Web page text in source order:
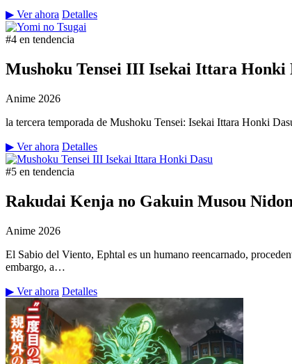
▶ Ver ahora Detalles
#4 en tendencia
Mushoku Tensei III Isekai Ittara Honki
Anime 2026
la tercera temporada de Mushoku Tensei: Isekai Ittara Honki
▶ Ver ahora Detalles
#5 en tendencia
Rakudai Kenja no Gakuin Musou
Anime 2026
El Sabio del Viento, Ephtal es un humano reencarnado,
embargo, a…
▶ Ver ahora Detalles